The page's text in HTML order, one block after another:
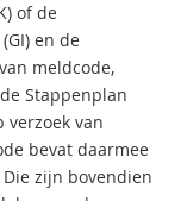
of de
en de
meldcode,
Stappenplan
verzoek van
bevat daarmee
zijn bovendien